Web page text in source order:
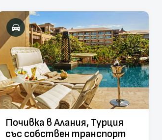
Почивка в Алания, Турция
със собствен транспорт